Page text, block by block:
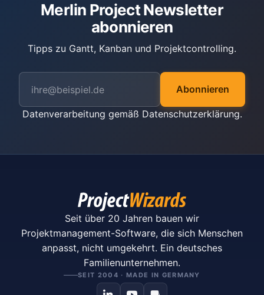
Merlin Project Newsletter
abonnieren
Tipps zu Gantt, Kanban und Projektcontrolling.
Abonnieren
Datenverarbeitung gemäß Datenschutzerklärung.
Seit über 20 Jahren bauen wir
Projektmanagement-Software, die sich Menschen
anpasst, nicht umgekehrt. Ein deutsches
Familienunternehmen.
SEIT 2004 · MADE IN GERMANY